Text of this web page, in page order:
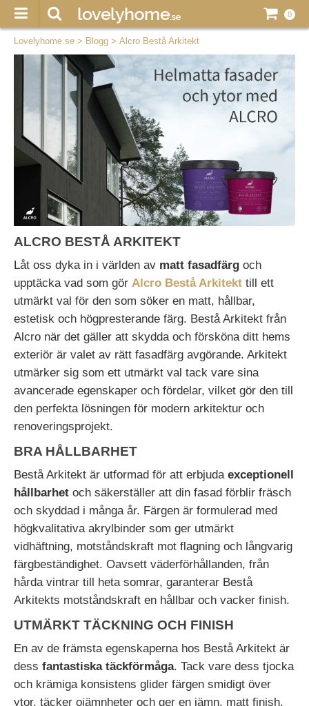
0
Lovelyhome.se > Blogg > Alcro Bestå Arkitekt
ALCRO BESTÅ ARKITEKT
Låt oss dyka in i världen av matt fasadfärg och
upptäcka vad som gör Alcro Bestå Arkitekt till ett
utmärkt val för den som söker en matt, hållbar,
estetisk och högpresterande färg. Bestå Arkitekt från
Alcro när det gäller att skydda och försköna ditt hems
exteriör är valet av rätt fasadfärg avgörande. Arkitekt
utmärker sig som ett utmärkt val tack vare sina
avancerade egenskaper och fördelar, vilket gör den till
den perfekta lösningen för modern arkitektur och
renoveringsprojekt.
BRA HÅLLBARHET
Bestå Arkitekt är utformad för att erbjuda exceptionell
hållbarhet och säkerställer att din fasad förblir fräsch
och skyddad i många år. Färgen är formulerad med
högkvalitativa akrylbinder som ger utmärkt
vidhäftning, motståndskraft mot flagning och långvarig
färgbeständighet. Oavsett väderförhållanden, från
hårda vintrar till heta somrar, garanterar Bestå
Arkitekts motståndskraft en hållbar och vacker finish.
UTMÄRKT TÄCKNING OCH FINISH
En av de främsta egenskaperna hos Bestå Arkitekt är
dess fantastiska täckförmåga. Tack vare dess tjocka
och krämiga konsistens glider färgen smidigt över
ytor, täcker ojämnheter och ger en jämn, matt finish.